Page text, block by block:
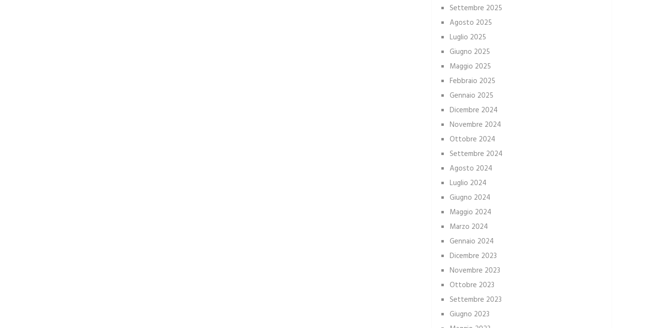
Settembre 2025
Agosto 2025
Luglio 2025
Giugno 2025
Maggio 2025
Febbraio 2025
Gennaio 2025
Dicembre 2024
Novembre 2024
Ottobre 2024
Settembre 2024
Agosto 2024
Luglio 2024
Giugno 2024
Maggio 2024
Marzo 2024
Gennaio 2024
Dicembre 2023
Novembre 2023
Ottobre 2023
Settembre 2023
Giugno 2023